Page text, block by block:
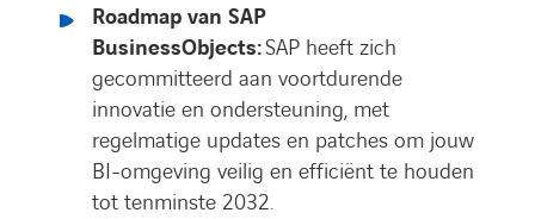
Roadmap van SAP
BusinessObjects:SAP heeft zich
gecommitteerd aan voortdurende
innovatie en ondersteuning, met
regelmatige updates en patches om jouw
BI-omgeving veilig en efficiënt te houden
tot tenminste 2032.